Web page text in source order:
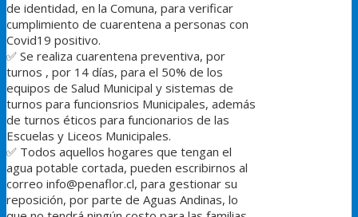
de identidad, en la Comuna, para verificar
cumplimiento de cuarentena a personas con
Covid19 positivo.
✅ Se realiza cuarentena preventiva, por
turnos , por 14 días, para el 50% de los
equipos de Salud Municipal y sistemas de
turnos para funcionsrios Municipales, además
de turnos éticos para funcionarios de las
Escuelas y Liceos Municipales.
✅ Todos aquellos hogares que tengan el
agua potable cortada, pueden escribirnos al
correo info@penaflor.cl, para gestionar su
reposición, por parte de Aguas Andinas, lo